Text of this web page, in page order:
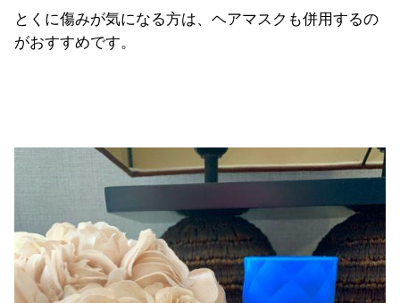
とくに傷みが気になる方は、ヘアマスクも併用するの
がおすすめです。